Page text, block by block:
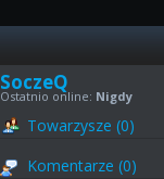
SoczeQ
Ostatnio online: Nigdy
Towarzysze (0)
Komentarze (0)